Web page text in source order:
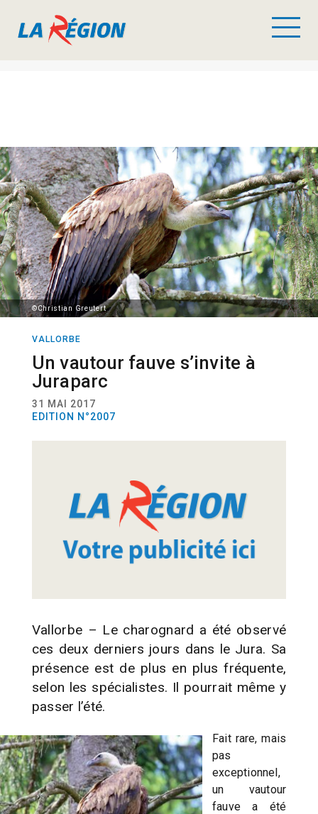
©Christian Greutert
VALLORBE
Un vautour fauve s’invite à
Juraparc
31 MAI 2017
EDITION N°2007
Vallorbe – Le charognard a été observé
ces deux derniers jours dans le Jura. Sa
présence est de plus en plus fréquente,
selon les spécialistes. Il pourrait même y
passer l’été.
Fait rare, mais
pas
exceptionnel,
un vautour
fauve a été